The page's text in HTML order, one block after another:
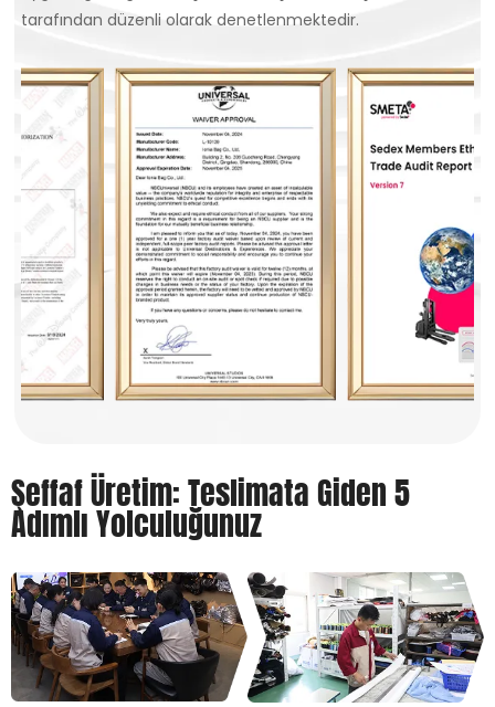
tarafından düzenli olarak denetlenmektedir.
Şeffaf Üretim: Teslimata Giden 5
Adımlı Yolculuğunuz